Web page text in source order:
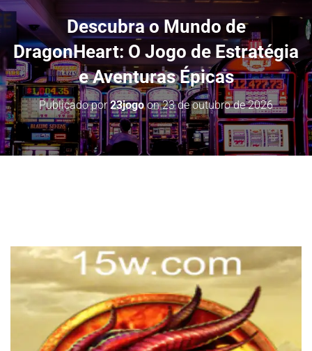
A
Ã
O
Descubra o Mundo de
DragonHeart: O Jogo de Estratégia
e Aventuras Épicas
Publicado por23jogoon23 de outubro de 2026